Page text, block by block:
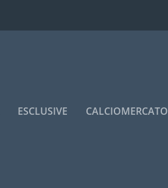
ESCLUSIVE CALCIOMERCATO